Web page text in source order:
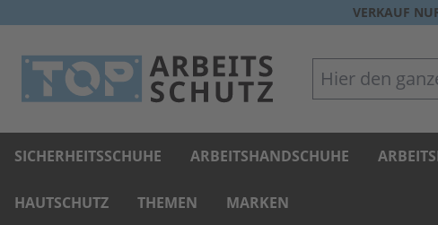
VERKAUF
Hier den ganzen
SICHERHEITSSCHUHE ARBEITSHANDSCHUHE
HAUTSCHUTZ THEMEN MARKEN